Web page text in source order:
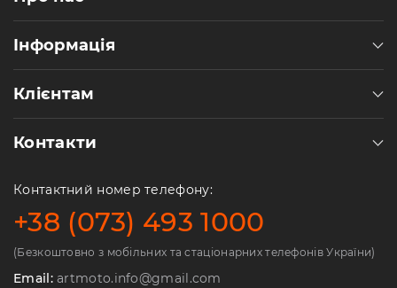
Інформація
Клієнтам
Контакти
Контактний номер телефону:
+38 (073) 493 1000
(Безкоштовно з мобільних та стаціонарних телефонів України)
Email:artmoto.info@gmail.com